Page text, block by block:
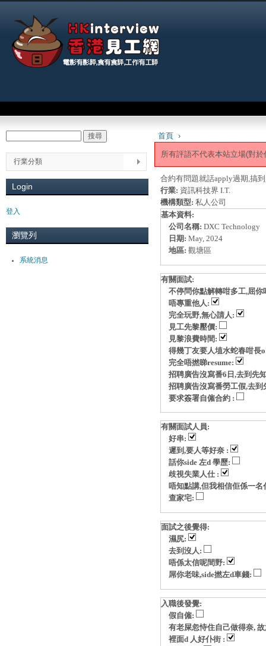
首頁›
所有評語不代表本站立場(對
合約有問題就話apply過期,搞
行業: 資訊科技界 I.T.
機構類型: 私人公司
基本資料:
公司名稱: DXC Technology
日期: May, 2024
地區: 觀塘區
有關面試:
不停問你點解轉咁多工,屈
唔專重他人:
完全玩野,無心請人:
見工先黎壓價:
見黎浪費時間:
得幾丁友要人埴水蛇春咁長
完全唔撚睇resume:
招聘廣告沒寫番6日,去到先
招聘廣告沒寫番勞工假,去
要求簽署自僱合約 :
有關面試人員:
好串:
遲到,要人等好奈 :
話你side 左d 學歷:
歧視失業人仕 :
唔知點講,但我相信佢係一
查家宅:
面試之後覺得:
濕尻:
去到沒人:
唔係太信呢間野:
屌你老味,side撚左d車錢:
入職後發覺:
假自僱:
有老屎忽恃住自己做得奈,
裡面d 人好仆街 :
行業分類
Login
登入
瀏覽列
系統消息